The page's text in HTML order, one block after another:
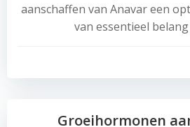
aanschaffen van Anavar een
van essentieel
Groeihormonen